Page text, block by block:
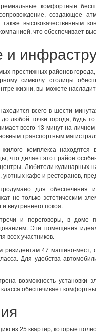
комфортные
создающее
высококачественным
что обеспечивает
престижных районов
символу столицы
жизни, вы можете
всего в шести
любой точки города, будь
всего 13 минут на
транспортным
комплекса
что делает этот район
Любители
уютных кафе и ресторанов,
продумано для
не только эстетическим
внутреннего покоя.
и переговоры, в доме
Эти помещения
всех участников.
резидентам 47 машино-
Для удобства
возможность
обеспечивает
из 25 квартир, которые